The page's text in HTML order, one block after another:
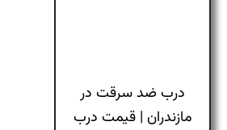
درب ضد سرقت در
مازندران | قیمت درب